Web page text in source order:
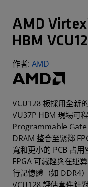
AMD
HBM
作者: AMD
VCU128 板採用全新
VU37P HBM 現場可
Programmable Gate
DRAM 整合至緊鄰
寬和更小的 PCB 占
FPGA 可減輕與在運
行記憶體（如 DDR4
VCU128 評估套件針